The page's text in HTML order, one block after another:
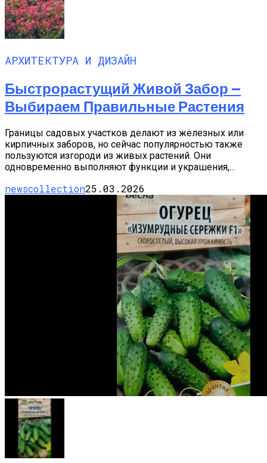
АРХИТЕКТУРА И ДИЗАЙН
Быстрорастущий Живой Забор —
Выбираем Правильные Растения
Границы садовых участков делают из железных или
кирпичных заборов, но сейчас популярностью также
пользуются изгороди из живых растений. Они
одновременно выполняют функции и украшения,...
newscollection25.03.2026